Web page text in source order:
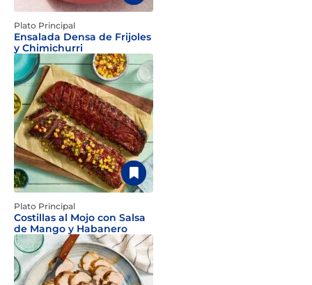
Plato Principal
Ensalada Densa de Frijoles
y Chimichurri
Plato Principal
Costillas al Mojo con Salsa
de Mango y Habanero